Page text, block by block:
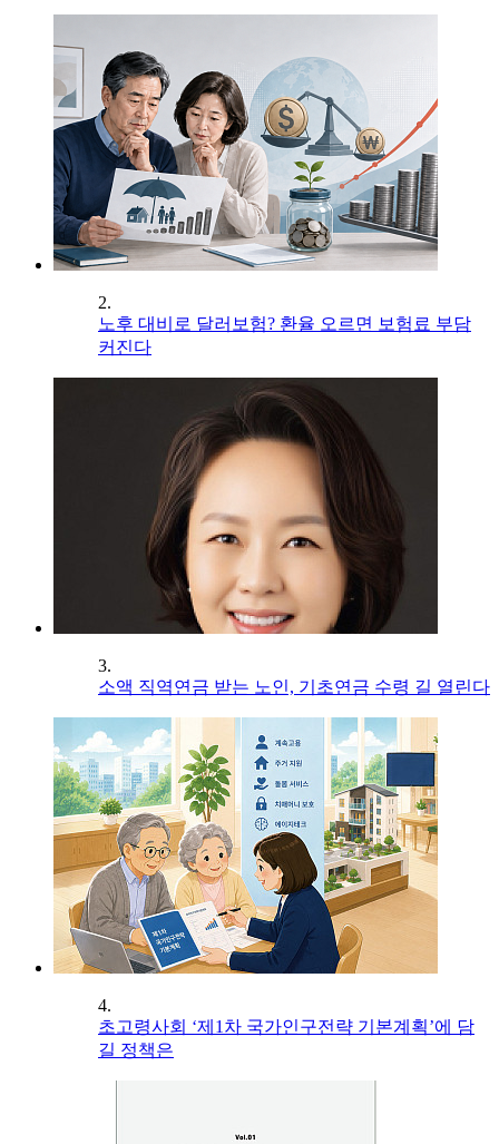
2.
노후 대비로 달러보험? 환율 오르면 보험료 부담
커진다
3.
소액 직역연금 받는 노인, 기초연금 수령 길 열린다
4.
초고령사회 ‘제1차 국가인구전략 기본계획’에 담
길 정책은